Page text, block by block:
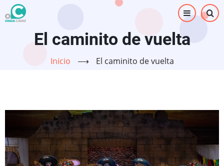
Pasar
al
contenidoEl caminito de vuelta
Inicio ⟶ El caminito de vuelta